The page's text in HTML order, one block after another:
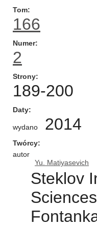
Tom
166
Numer
2
Strony
189-200
Daty
wydano 2014
Twórcy
autor
Yu. Matiyasevich
Steklov